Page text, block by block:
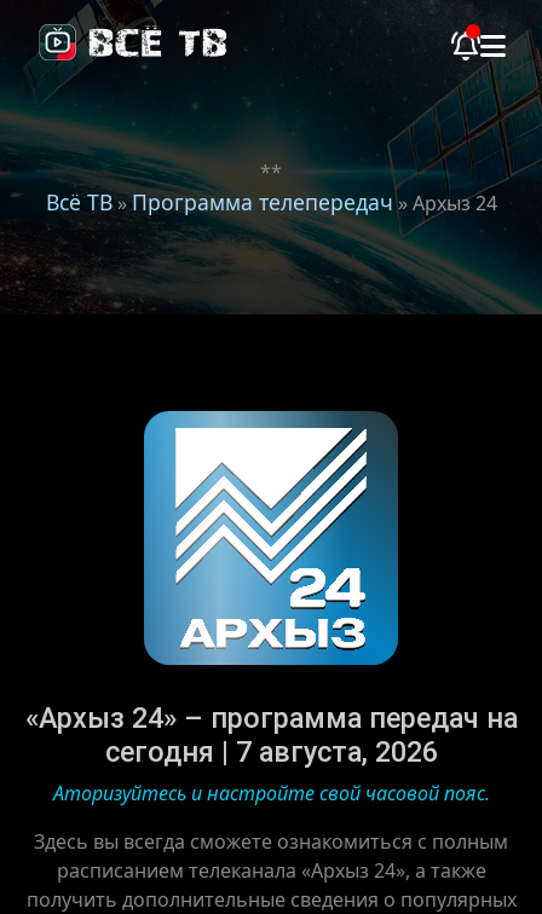
**
Всё ТВ»Программа телепередач» Архыз 24
«Архыз 24» – программа передач на
сегодня | 7 августа, 2026
Аторизуйтесь и настройте свой часовой пояс.
Здесь вы всегда сможете ознакомиться с полным
расписанием телеканала «Архыз 24», а также
получить дополнительные сведения о популярных